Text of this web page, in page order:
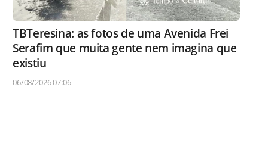
TBTeresina: as fotos de uma Avenida Frei
Serafim que muita gente nem imagina que
existiu
06/08/2026 07:06